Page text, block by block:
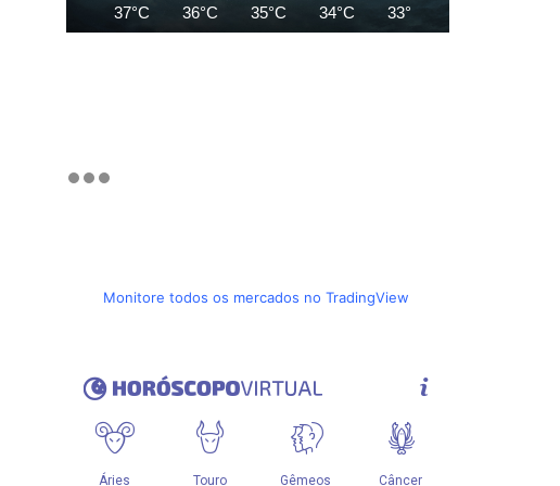
37°C 36°C 35°C 34°C 33°C
Monitore todos os mercados no TradingView